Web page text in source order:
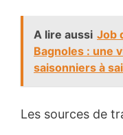
A lire aussi Job
Bagnoles : une
saisonniers à
Les sources de